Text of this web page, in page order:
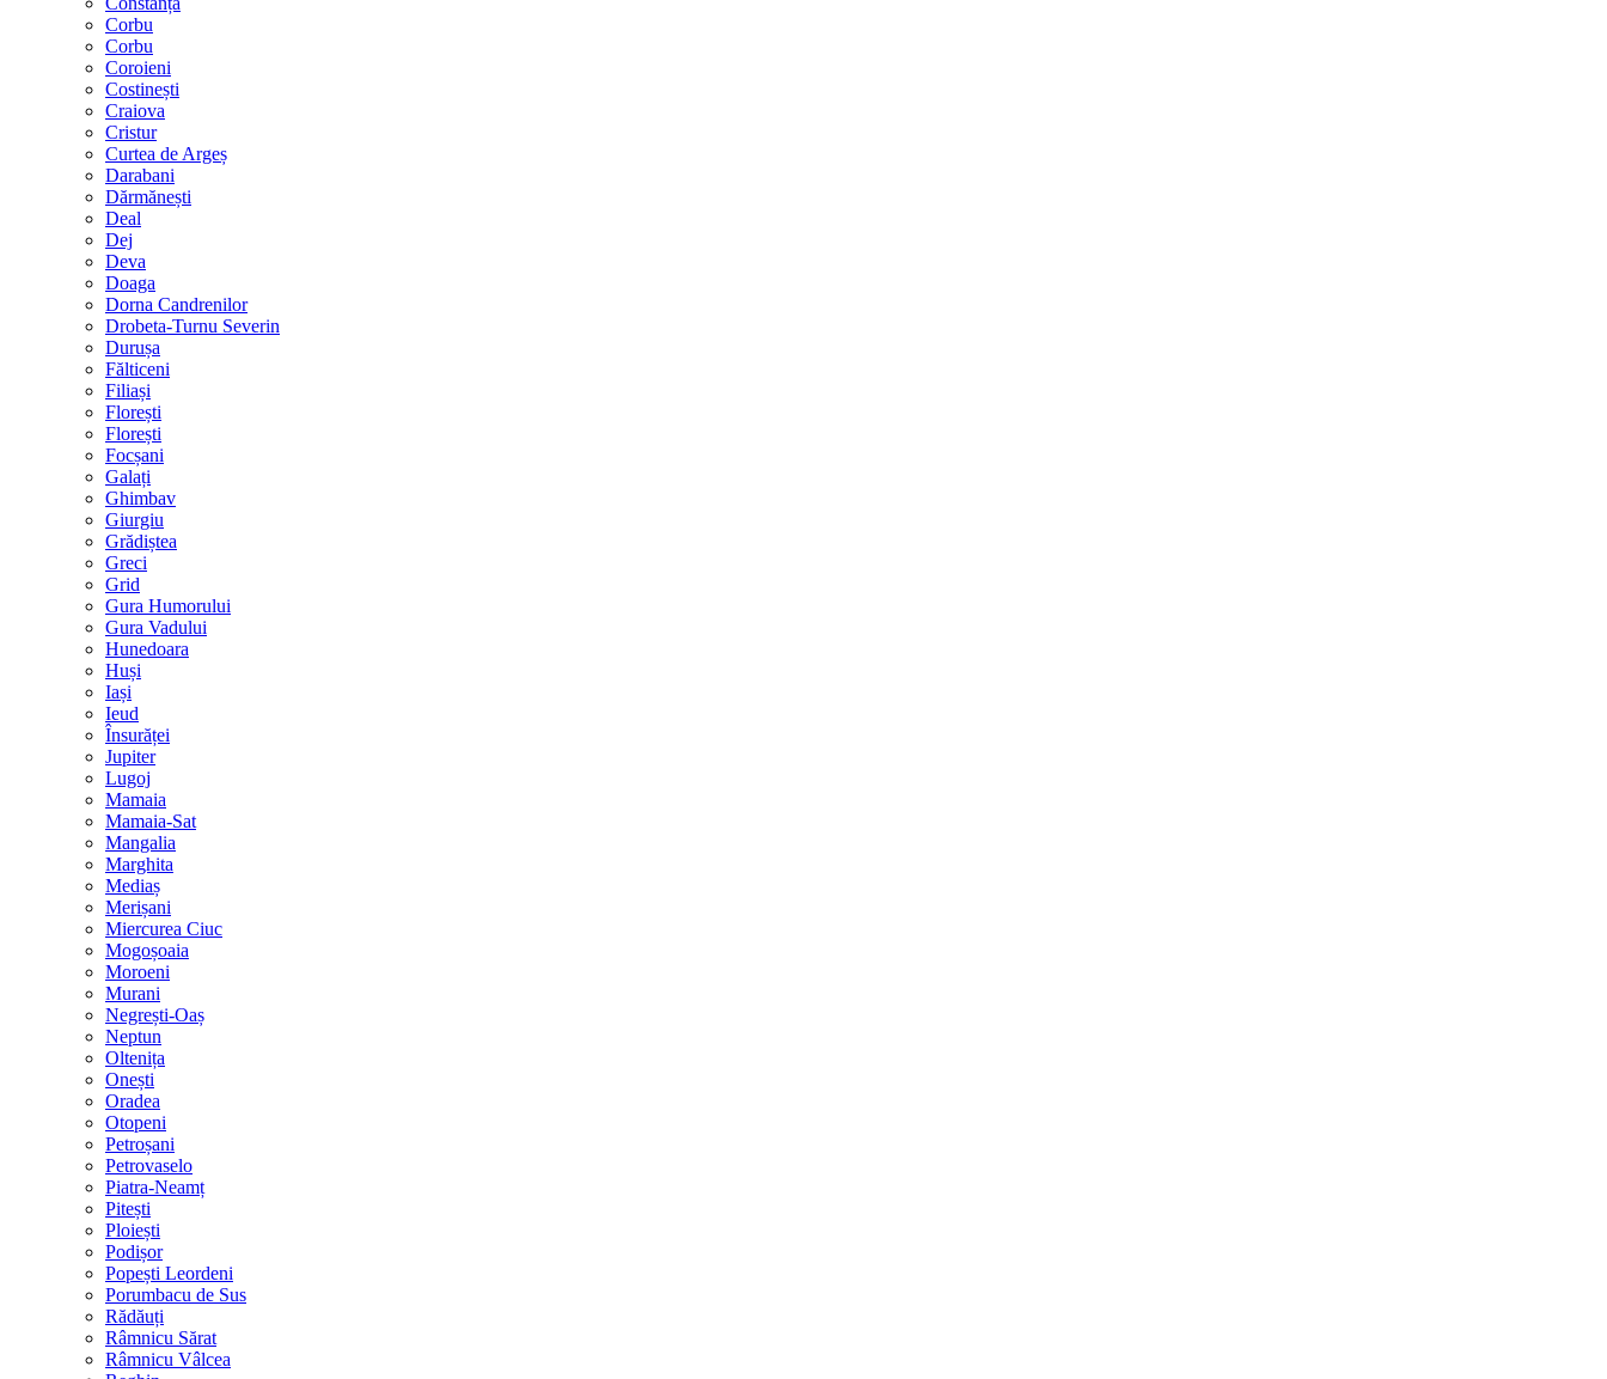
Corbu
Corbu
Coroieni
Costinești
Craiova
Cristur
Curtea de Argeș
Darabani
Dărmănești
Deal
Dej
Deva
Doaga
Dorna Candrenilor
Drobeta-Turnu Severin
Durușa
Fălticeni
Filiași
Florești
Florești
Focșani
Galați
Ghimbav
Giurgiu
Grădiștea
Greci
Grid
Gura Humorului
Gura Vadului
Hunedoara
Huși
Iași
Ieud
Însurăței
Jupiter
Lugoj
Mamaia
Mamaia-Sat
Mangalia
Marghita
Mediaș
Merișani
Miercurea Ciuc
Mogoșoaia
Moroeni
Murani
Negrești-Oaș
Neptun
Oltenița
Onești
Oradea
Otopeni
Petroșani
Petrovaselo
Piatra-Neamț
Pitești
Ploiești
Podișor
Popești Leordeni
Porumbacu de Sus
Rădăuți
Râmnicu Sărat
Râmnicu Vâlcea